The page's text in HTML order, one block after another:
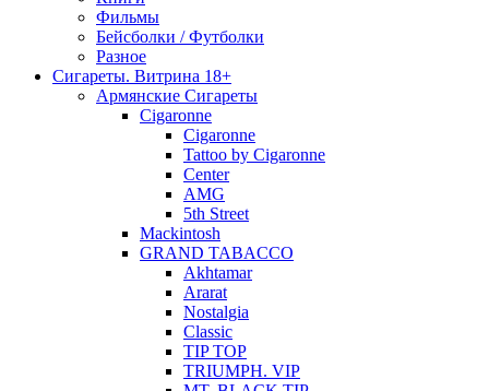
Фильмы
Бейсболки / Футболки
Разное
Сигареты. Витрина 18+
Армянские Сигареты
Cigaronne
Cigaronne
Tattoo by Cigaronne
Center
AMG
5th Street
Mackintosh
GRAND TABACCO
Akhtamar
Ararat
Nostalgia
Classic
TIP TOP
TRIUMPH. VIP